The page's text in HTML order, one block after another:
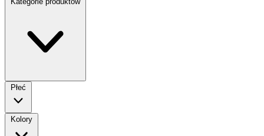
Płeć
Kolory